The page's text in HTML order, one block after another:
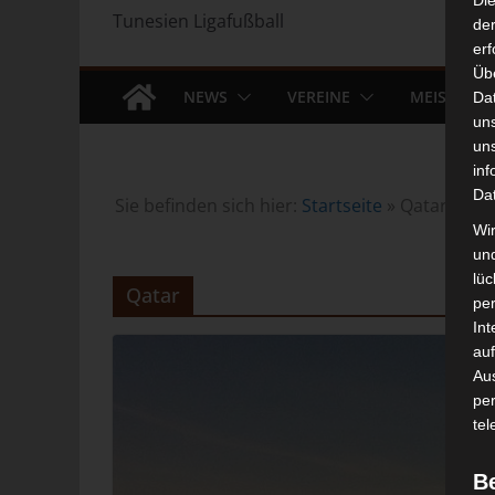
Tunesien Ligafußball
NEWS VEREINE
Sie befinden sich hier: Startseite » Qatar
Qatar